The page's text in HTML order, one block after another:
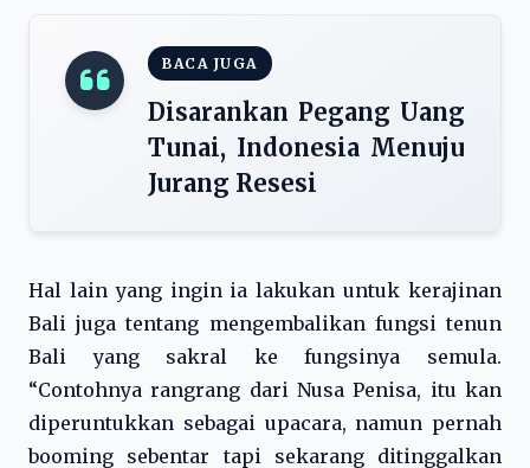
BACA JUGA
Disarankan Pegang Uang
Tunai, Indonesia Menuju
Jurang Resesi
Hal lain yang ingin ia lakukan untuk kerajinan
Bali juga tentang mengembalikan fungsi tenun
Bali yang sakral ke fungsinya semula.
“Contohnya rangrang dari Nusa Penisa, itu kan
diperuntukkan sebagai upacara, namun pernah
booming sebentar tapi sekarang ditinggalkan